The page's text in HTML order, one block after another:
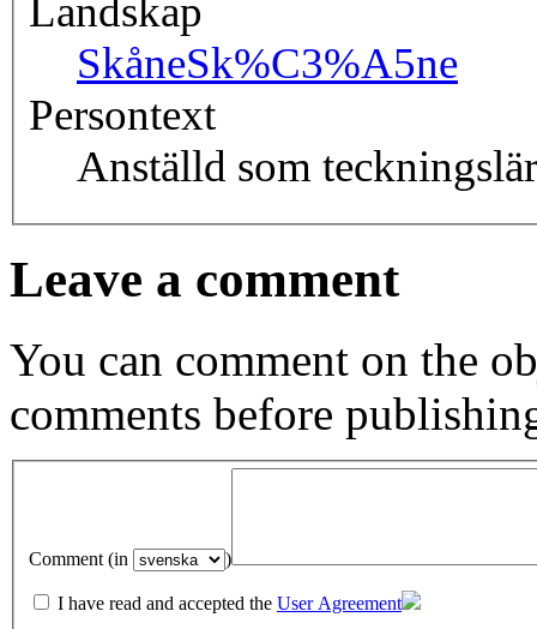
Landskap
SkåneSk%C3%A5ne
Persontext
Anställd som
Leave a comment
You can comment on the
comments before
Comment (in )
I have read and accepted the User Agreement